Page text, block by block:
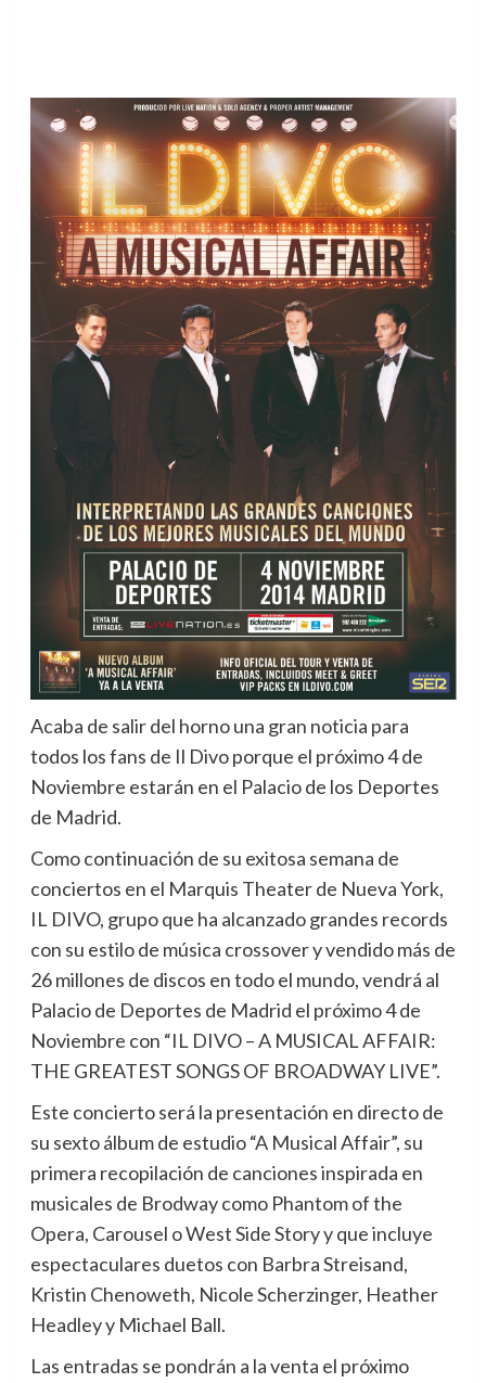
Acaba de salir del horno una gran noticia para
todos los fans de Il Divo porque el próximo 4 de
Noviembre estarán en el Palacio de los Deportes
de Madrid.
Como continuación de su exitosa semana de
conciertos en el Marquis Theater de Nueva York,
IL DIVO, grupo que ha alcanzado grandes records
con su estilo de música crossover y vendido más de
26 millones de discos en todo el mundo, vendrá al
Palacio de Deportes de Madrid el próximo 4 de
Noviembre con “IL DIVO – A MUSICAL AFFAIR:
THE GREATEST SONGS OF BROADWAY LIVE”.
Este concierto será la presentación en directo de
su sexto álbum de estudio “A Musical Affair”, su
primera recopilación de canciones inspirada en
musicales de Brodway como Phantom of the
Opera, Carousel o West Side Story y que incluye
espectaculares duetos con Barbra Streisand,
Kristin Chenoweth, Nicole Scherzinger, Heather
Headley y Michael Ball.
Las entradas se pondrán a la venta el próximo